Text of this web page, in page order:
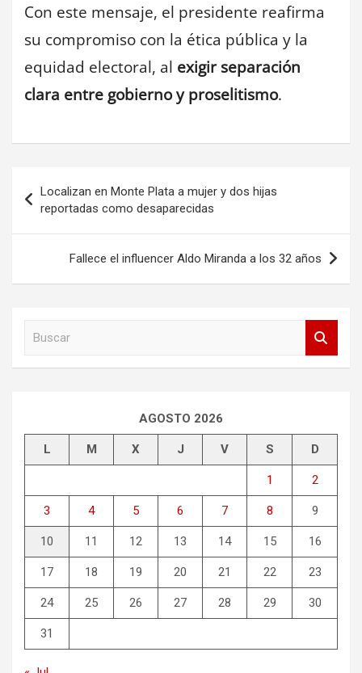
Con este mensaje, el presidente reafirma
su compromiso con la ética pública y la
equidad electoral, al exigir separación
clara entre gobierno y proselitismo.
Navegación
de
entradas
Localizan en Monte Plata a mujer y dos hijas
reportadas como desaparecidas
Fallece el influencer Aldo Miranda a los 32 años
AGOSTO 2026
L M X J V S D
1 2
3 4 5 6 7 8 9
10 11 12 13 14 15 16
17 18 19 20 21 22 23
24 25 26 27 28 29 30
31